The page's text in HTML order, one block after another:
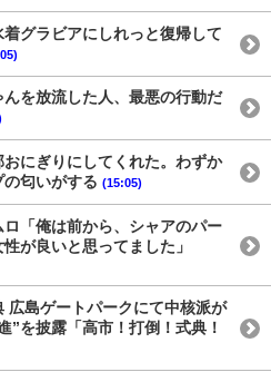
着グラビアにしれっと復帰して
んを放流した人、最悪の行動だ
にぎりにしてくれた。わずか
匂いがする (15:05)
ロ「俺は前から、シャアのパー
が良いと思ってました」
広島ゲートパークにて中核派が
”を披露「高市！打倒！式典！